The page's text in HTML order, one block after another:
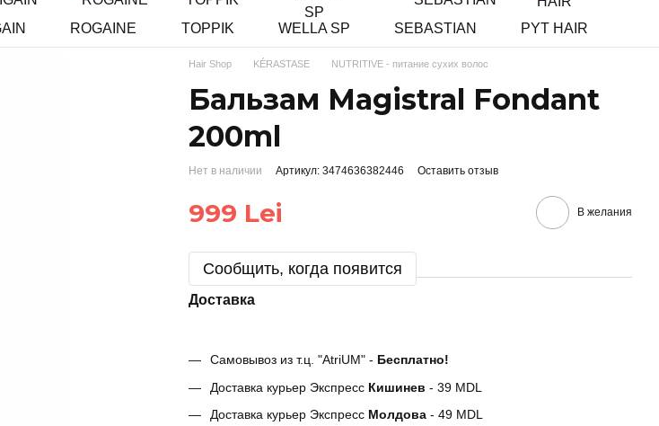
ROGAINE TOPPIK WELLA SP SEBASTIAN PYT HAIR
Hair Shop KÉRASTASE NUTRITIVE - питание сухих волос
Бальзам Magistral Fondant
200ml
Нет в наличии Артикул: 3474636382446 Оставить отзыв
999 Lei В желания
Сообщить, когда появится
Доставка
Самовывоз из т.ц. "AtriUM" - Бесплатно!
Доставка курьер Экспресс Кишинев - 39 MDL
Доставка курьер Экспресс Молдова - 49 MDL